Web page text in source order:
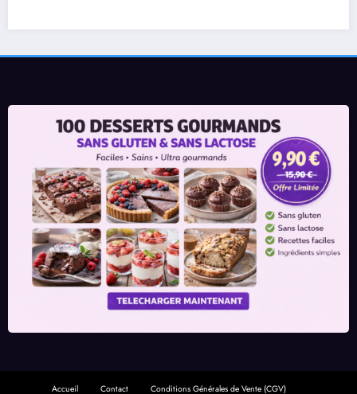
Accueil Contact Conditions Générales de Vente (CGV)